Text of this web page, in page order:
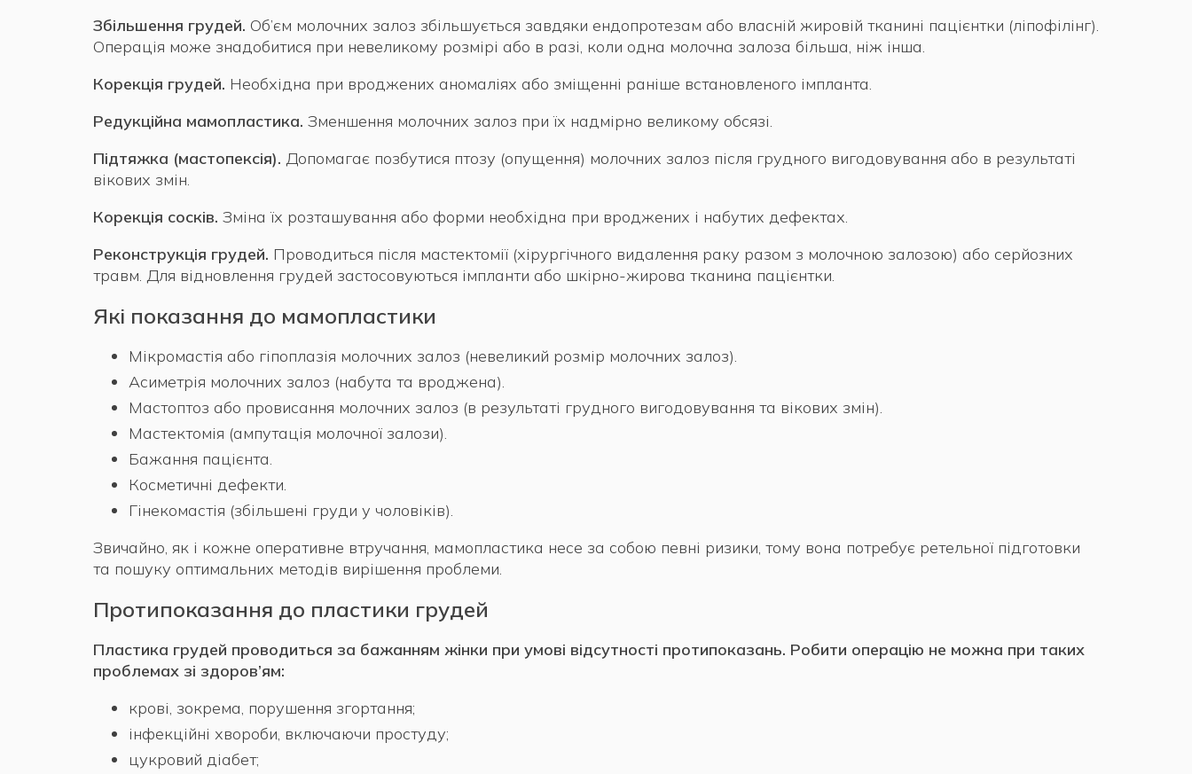
Збільшення грудей. Об’єм молочних залоз збільшується завдяки ендопротезам або власній жировій тканині пацієнтки (ліпофілінг).
Операція може знадобитися при невеликому розмірі або в разі, коли одна молочна залоза більша, ніж інша.
Корекція грудей. Необхідна при вроджених аномаліях або зміщенні раніше встановленого імпланта.
Редукційна мамопластика. Зменшення молочних залоз при їх надмірно великому обсязі.
Підтяжка (мастопексія). Допомагає позбутися птозу (опущення) молочних залоз після грудного вигодовування або в результаті
вікових змін.
Корекція сосків. Зміна їх розташування або форми необхідна при вроджених і набутих дефектах.
Реконструкція грудей. Проводиться після мастектомії (хірургічного видалення раку разом з молочною залозою) або серйозних
травм. Для відновлення грудей застосовуються імпланти або шкірно-жирова тканина пацієнтки.
Які показання до мамопластики
Мікромастія або гіпоплазія молочних залоз (невеликий розмір молочних залоз).
Асиметрія молочних залоз (набута та вроджена).
Мастоптоз або провисання молочних залоз (в результаті грудного вигодовування та вікових змін).
Мастектомія (ампутація молочної залози).
Бажання пацієнта.
Косметичні дефекти.
Гінекомастія (збільшені груди у чоловіків).
Звичайно, як і кожне оперативне втручання, мамопластика несе за собою певні ризики, тому вона потребує ретельної підготовки
та пошуку оптимальних методів вирішення проблеми.
Протипоказання до пластики грудей
Пластика грудей проводиться за бажанням жінки при умові відсутності протипоказань. Робити операцію не можна при таких
проблемах зі здоров’ям:
крові, зокрема, порушення згортання;
інфекційні хвороби, включаючи простуду;
цукровий діабет;